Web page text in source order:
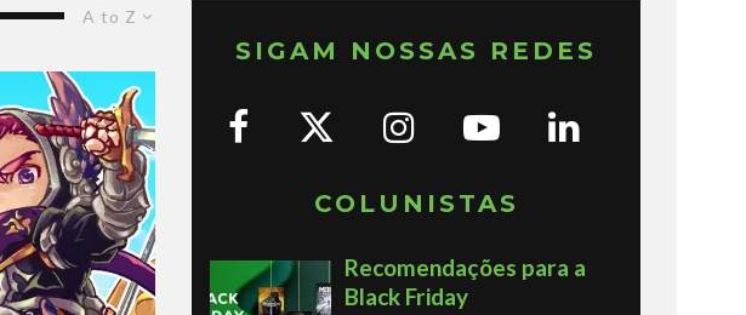
A to Z
SIGAM NOSSAS REDES
COLUNISTAS
Recomendações para a
Black Friday